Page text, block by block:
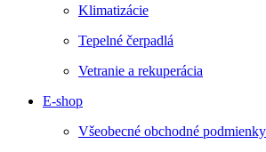
Klimatizácie
Tepelné čerpadlá
Vetranie a rekuperácia
E-shop
Všeobecné obchodné podmienky